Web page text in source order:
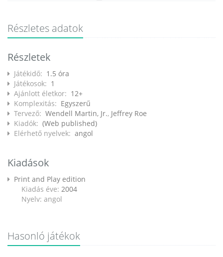
Részletes adatok
Részletek
Játékidő: 1.5 óra
Játékosok: 1
Ajánlott életkor: 12+
Komplexitás: Egyszerű
Tervező: Wendell Martin, Jr., Jeffrey Roe
Kiadók: (Web published)
Elérhető nyelvek: angol
Kiadások
Print and Play edition
Kiadás éve: 2004
Nyelv: angol
Hasonló játékok